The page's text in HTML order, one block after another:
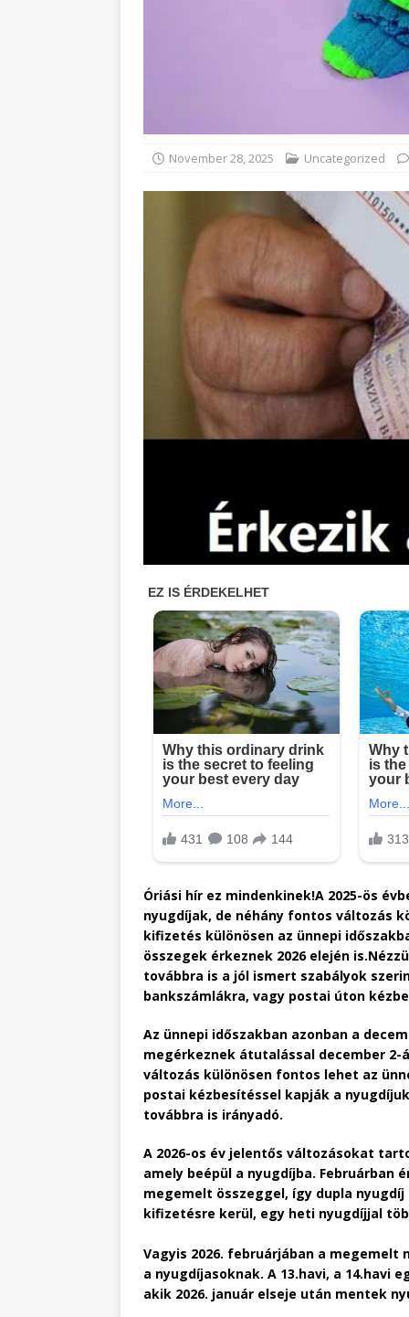
November 28, 2025 Uncategorized
Óriási hír ez mindenkinek!A 2025-ös
nyugdíjak, de néhány fontos változás
kifizetés különösen az ünnepi
összegek érkeznek 2026 elején
továbbra is a jól ismert szabályok
bankszámlákra, vagy postai úton
Az ünnepi időszakban azonban a
megérkeznek átutalással december 2-
változás különösen fontos lehet az
postai kézbesítéssel kapják a
továbbra is irányadó.
A 2026-os év jelentős változásokat
amely beépül a nyugdíjba. Februárban
megemelt összeggel, így dupla
kifizetésre kerül, egy heti nyugdíjjal
Vagyis 2026. februárjában a
a nyugdíjasoknak. A 13.havi, a 14.havi
akik 2026. január elseje után mentek